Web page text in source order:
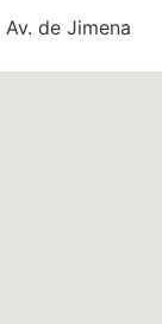
Av. de Jimena